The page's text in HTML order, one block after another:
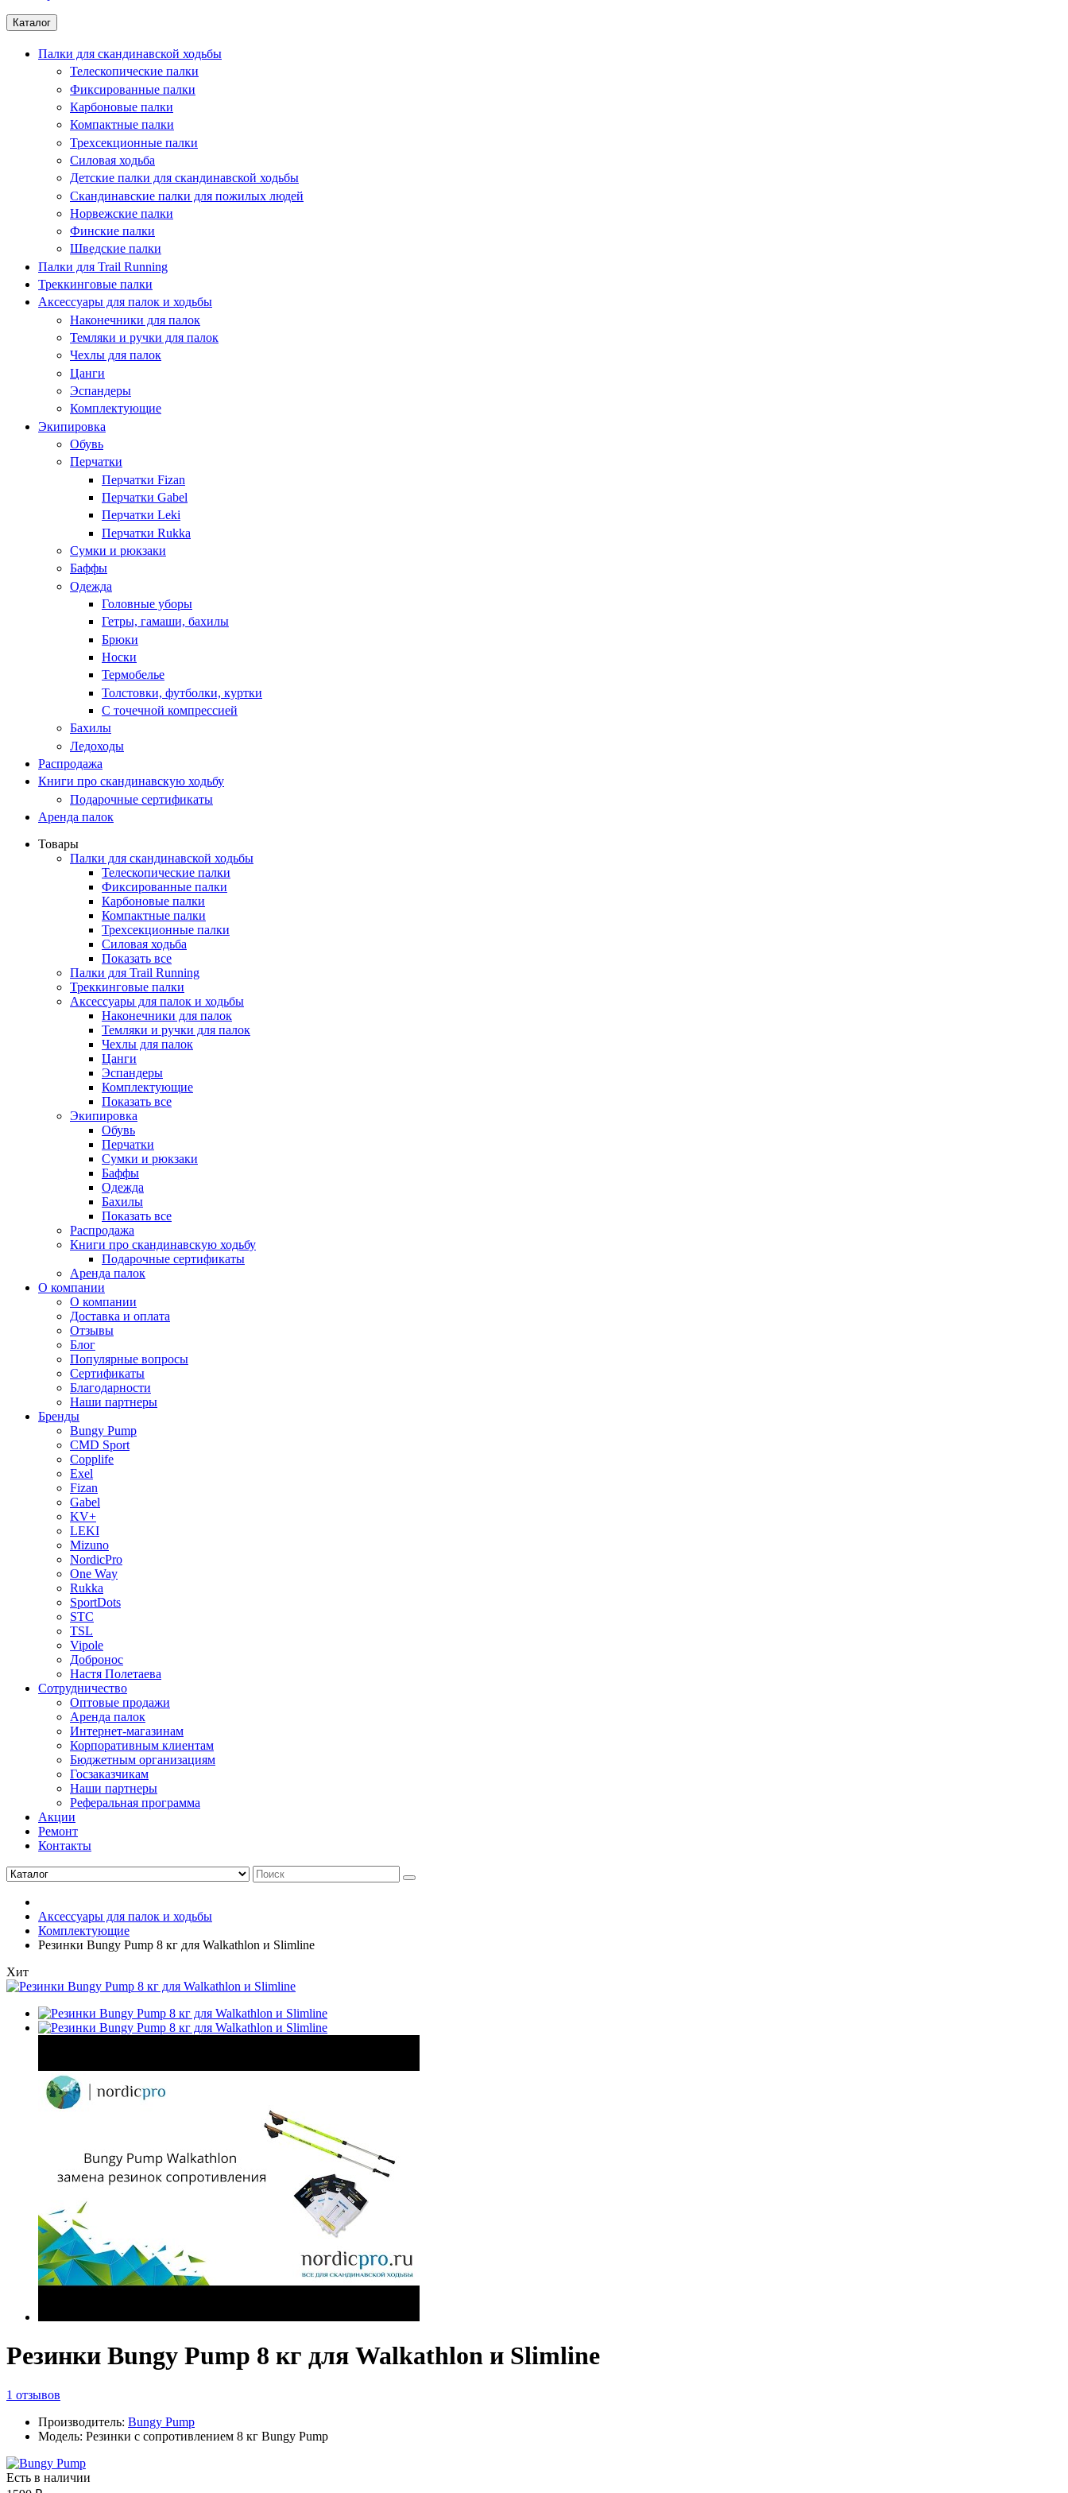
Каталог
Палки для скандинавской ходьбы
Телескопические палки
Фиксированные палки
Карбоновые палки
Компактные палки
Трехсекционные палки
Силовая ходьба
Детские палки для скандинавской ходьбы
Скандинавские палки для пожилых людей
Норвежские палки
Финские палки
Шведские палки
Палки для Trail Running
Треккинговые палки
Аксессуары для палок и ходьбы
Наконечники для палок
Темляки и ручки для палок
Чехлы для палок
Цанги
Эспандеры
Комплектующие
Экипировка
Обувь
Перчатки
Перчатки Fizan
Перчатки Gabel
Перчатки Leki
Перчатки Rukka
Сумки и рюкзаки
Баффы
Одежда
Головные уборы
Гетры, гамаши, бахилы
Брюки
Носки
Термобелье
Толстовки, футболки, куртки
С точечной компрессией
Бахилы
Ледоходы
Распродажа
Книги про скандинавскую ходьбу
Подарочные сертификаты
Аренда палок
Товары
Палки для скандинавской ходьбы
Телескопические палки
Фиксированные палки
Карбоновые палки
Компактные палки
Трехсекционные палки
Силовая ходьба
Показать все
Палки для Trail Running
Треккинговые палки
Аксессуары для палок и ходьбы
Наконечники для палок
Темляки и ручки для палок
Чехлы для палок
Цанги
Эспандеры
Комплектующие
Показать все
Экипировка
Обувь
Перчатки
Сумки и рюкзаки
Баффы
Одежда
Бахилы
Показать все
Распродажа
Книги про скандинавскую ходьбу
Подарочные сертификаты
Аренда палок
О компании
О компании
Доставка и оплата
Отзывы
Блог
Популярные вопросы
Сертификаты
Благодарности
Наши партнеры
Бренды
Bungy Pump
CMD Sport
Copplife
Exel
Fizan
Gabel
KV+
LEKI
Mizuno
NordicPro
One Way
Rukka
SportDots
STC
TSL
Vipole
Добронос
Настя Полетаева
Сотрудничество
Оптовые продажи
Аренда палок
Интернет-магазинам
Корпоративным клиентам
Бюджетным организациям
Госзаказчикам
Наши партнеры
Реферальная программа
Акции
Ремонт
Контакты
Аксессуары для палок и ходьбы
Комплектующие
Резинки Bungy Pump 8 кг для Walkathlon и Slimline
Хит
Резинки Bungy Pump 8 кг для Walkathlon и Slimline
1 отзывов
Производитель: Bungy Pump
Модель: Резинки с сопротивлением 8 кг Bungy Pump
Есть в наличии